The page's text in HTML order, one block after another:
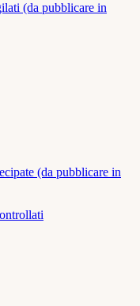
(da pubblicare in
(da pubblicare in